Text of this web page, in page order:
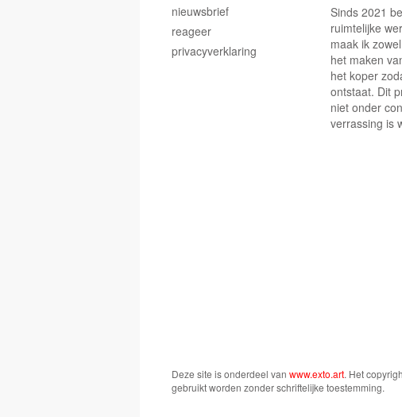
Sinds 2021
ruimtelijke
maak ik
het maken
het koper
ontstaat. Dit
niet onder
verrassing is
nieuwsbrief
reageer
privacyverklaring
Deze site is onderdeel van www.exto.art. Het
gebruikt worden zonder schriftelijke toestemming.